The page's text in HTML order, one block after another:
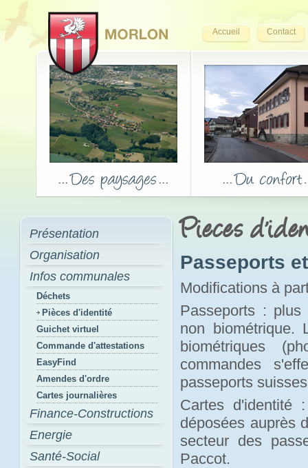
Accueil Contact
Présentation
Organisation
Infos communales
Déchets
Pièces d'identité
Guichet virtuel
Commande d'attestations
EasyFind
Amendes d'ordre
Cartes journalières
Finance-Constructions
Energie
Santé-Social
Pieces
Passeports
Modifications à
Passeports : plus
non biométrique.
biométriques
commandes
passeports
Cartes d'identité
déposées auprès
secteur des
Paccot.